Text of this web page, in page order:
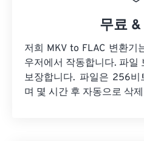
무료
저희 MKV to FLAC 변환기
우저에서 작동합니다. 파일
보장합니다. 파일은 256비
며 몇 시간 후 자동으로 삭